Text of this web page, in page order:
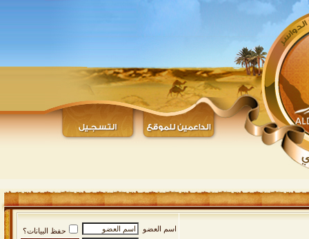
اسم العضو
حفظ البيانات؟